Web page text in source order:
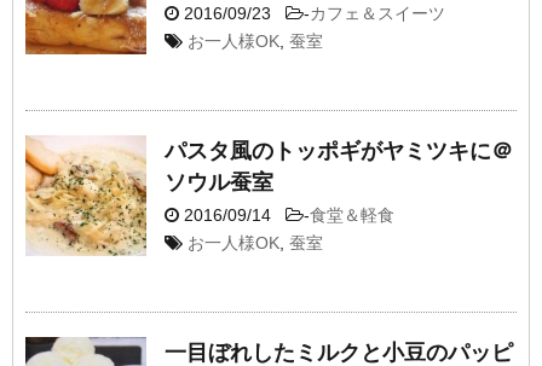
2016/09/23 -カフェ＆スイーツ
お一人様OK 蚕室
パスタ風のトッポギがヤミツキに＠
ソウル蚕室
2016/09/14 -食堂＆軽食
お一人様OK 蚕室
一目ぼれしたミルクと小豆のパッピ